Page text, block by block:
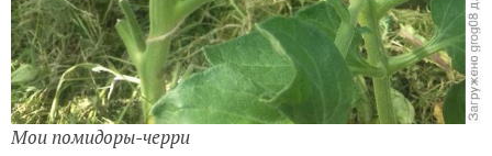
Мои помидоры-черри